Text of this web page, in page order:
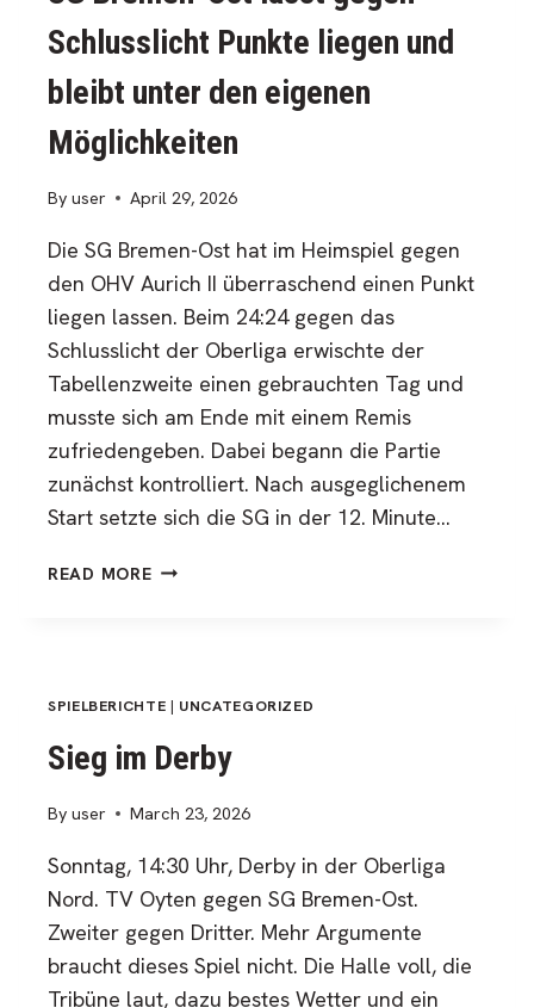
Schlusslicht Punkte liegen und
bleibt unter den eigenen
Möglichkeiten
By user April 29, 2026
Die SG Bremen-Ost hat im Heimspiel gegen
den OHV Aurich II überraschend einen Punkt
liegen lassen. Beim 24:24 gegen das
Schlusslicht der Oberliga erwischte der
Tabellenzweite einen gebrauchten Tag und
musste sich am Ende mit einem Remis
zufriedengeben. Dabei begann die Partie
zunächst kontrolliert. Nach ausgeglichenem
Start setzte sich die SG in der 12. Minute…
READ MORESG
SCHLUSSLICHT
LIEGEN
BLEIBT
DEN
EIGENEN
MÖGLICHKEITEN
SPIELBERICHTE | UNCATEGORIZED
Sieg im Derby
By user March 23, 2026
Sonntag, 14:30 Uhr, Derby in der Oberliga
Nord. TV Oyten gegen SG Bremen-Ost.
Zweiter gegen Dritter. Mehr Argumente
braucht dieses Spiel nicht. Die Halle voll, die
Tribüne laut, dazu bestes Wetter und ein